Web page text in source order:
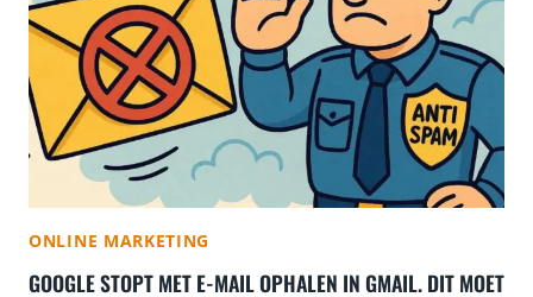
ONLINE MARKETING
GOOGLE STOPT MET E-MAIL OPHALEN IN GMAIL. DIT MOET